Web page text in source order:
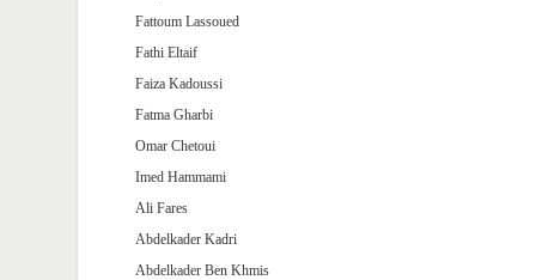
Fattoum Lassoued
Fathi Eltaif
Faiza Kadoussi
Fatma Gharbi
Omar Chetoui
Imed Hammami
Ali Fares
Abdelkader Kadri
Abdelkader Ben Khmis